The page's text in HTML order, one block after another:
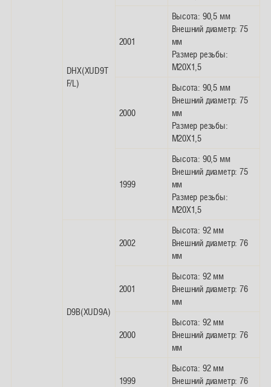
DHX(XUD9T
F/L)
2001
Высота: 90,5 мм
Внешний диаметр: 75
мм
Размер резьбы:
M20X1,5
2000
Высота: 90,5 мм
Внешний диаметр: 75
мм
Размер резьбы:
M20X1,5
1999
Высота: 90,5 мм
Внешний диаметр: 75
мм
Размер резьбы:
M20X1,5
D9B(XUD9A)
2002
Высота: 92 мм
Внешний диаметр: 76
мм
2001
Высота: 92 мм
Внешний диаметр: 76
мм
2000
Высота: 92 мм
Внешний диаметр: 76
мм
1999
Высота: 92 мм
Внешний диаметр: 76